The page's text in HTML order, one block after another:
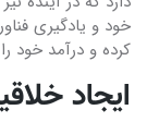
خود و یادگیری
کرده و درآمد خود
ایجاد